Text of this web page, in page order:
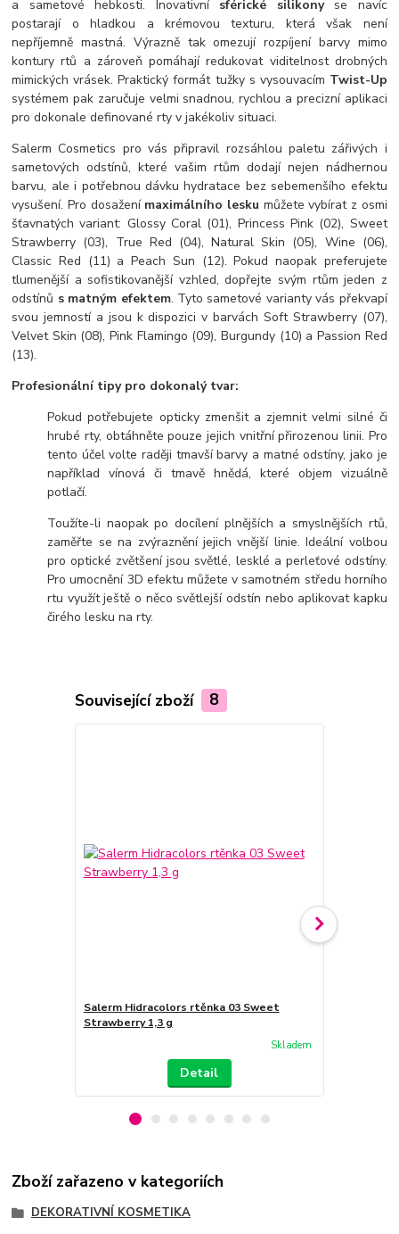
a sametové hebkosti. Inovativní sférické silikonyse navíc
postarají o hladkou a krémovou texturu, která však není
nepříjemně mastná. Výrazně tak omezují rozpíjení barvy mimo
kontury rtů a zároveň pomáhají redukovat viditelnost drobných
mimických vrásek. Praktický formát tužky s vysouvacím Twist-Up
systémem pak zaručuje velmi snadnou, rychlou a precizní aplikaci
pro dokonale definované rty v jakékoliv situaci.
Salerm Cosmetics pro vás připravil rozsáhlou paletu zářivých i
sametových odstínů, které vašim rtům dodají nejen nádhernou
barvu, ale i potřebnou dávku hydratace bez sebemenšího efektu
vysušení. Pro dosažení maximálního lesku můžete vybírat z osmi
šťavnatých variant: Glossy Coral (01), Princess Pink (02), Sweet
Strawberry (03), True Red (04), Natural Skin (05), Wine (06),
Classic Red (11) a Peach Sun (12). Pokud naopak preferujete
tlumenější a sofistikovanější vzhled, dopřejte svým rtům jeden z
odstínů s matným efektem. Tyto sametové varianty vás překvapí
svou jemností a jsou k dispozici v barvách Soft Strawberry (07),
Velvet Skin (08), Pink Flamingo (09), Burgundy (10) a Passion Red
(13).
Profesionální tipy pro dokonalý tvar:
Pokud potřebujete opticky zmenšit a zjemnit velmi silné či
hrubé rty, obtáhněte pouze jejich vnitřní přirozenou linii. Pro
tento účel volte raději tmavší barvy a matné odstíny, jako je
například vínová či tmavě hnědá, které objem vizuálně
potlačí.
Toužíte-li naopak po docílení plnějších a smyslnějších rtů,
zaměřte se na zvýraznění jejich vnější linie. Ideální volbou
pro optické zvětšení jsou světlé, lesklé a perleťové odstíny.
Pro umocnění 3D efektu můžete v samotném středu horního
rtu využít ještě o něco světlejší odstín nebo aplikovat kapku
čirého lesku na rty.
Související zboží 8
Salerm Hidracolors rtěnka 03 Sweet
Strawberry 1,3 g
Skladem
Detail
Zboží zařazeno v kategoriích
DEKORATIVNÍ KOSMETIKA